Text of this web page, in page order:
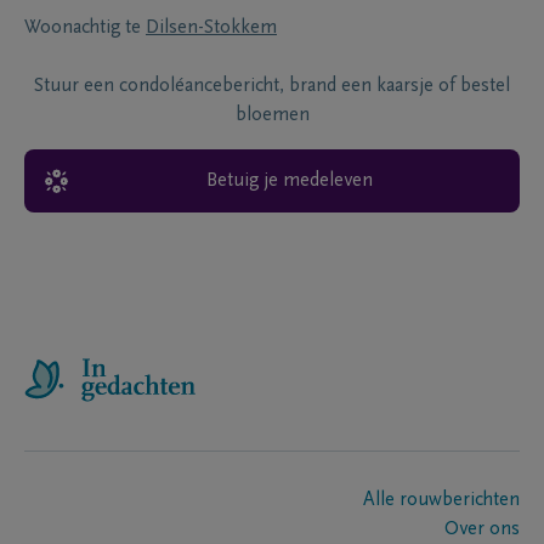
Woonachtig te Dilsen-Stokkem
Stuur een condoléancebericht, brand een kaarsje of bestel
bloemen
Betuig je medeleven
Alle rouwberichten
Over ons